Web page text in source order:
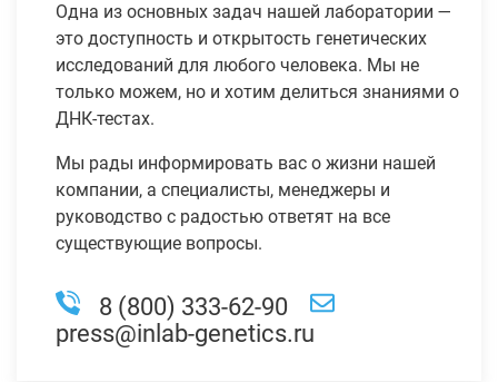
Одна из основных задач нашей лаборатории —
это доступность и открытость генетических
исследований для любого человека. Мы не
только можем, но и хотим делиться знаниями о
ДНК-тестах.
Мы рады информировать вас о жизни нашей
компании, а специалисты, менеджеры и
руководство с радостью ответят на все
существующие вопросы.
8 (800) 333-62-90
press@inlab-genetics.ru